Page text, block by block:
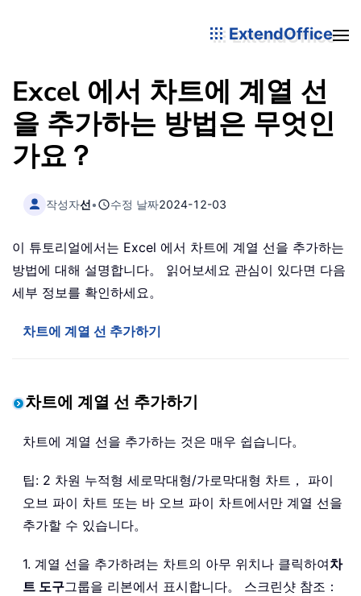
ExtendOffice
Excel 에서 차트에 계열 선
을 추가하는 방법은 무엇인
가요？
작성자선• 수정 날짜2024-12-03
이 튜토리얼에서는 Excel 에서 차트에 계열 선을 추가하는
방법에 대해 설명합니다。 읽어보세요 관심이 있다면 다음
세부 정보를 확인하세요。
차트에 계열 선 추가하기
차트에 계열 선 추가하기
차트에 계열 선을 추가하는 것은 매우 쉽습니다。
팁: 2 차원 누적형 세로막대형/가로막대형 차트， 파이
오브 파이 차트 또는 바 오브 파이 차트에서만 계열 선을
추가할 수 있습니다。
1. 계열 선을 추가하려는 차트의 아무 위치나 클릭하여차
트 도구그룹을 리본에서 표시합니다。 스크린샷 참조：